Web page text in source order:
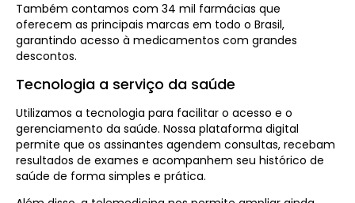
Também contamos com 34 mil farmácias que
oferecem as principais marcas em todo o Brasil,
garantindo acesso à medicamentos com grandes
descontos.
Tecnologia a serviço da saúde
Utilizamos a tecnologia para facilitar o acesso e o
gerenciamento da saúde. Nossa plataforma digital
permite que os assinantes agendem consultas, recebam
resultados de exames e acompanhem seu histórico de
saúde de forma simples e prática.